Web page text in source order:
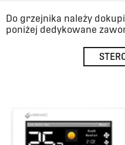
Do grzejnika należy
poniżej dedykowane